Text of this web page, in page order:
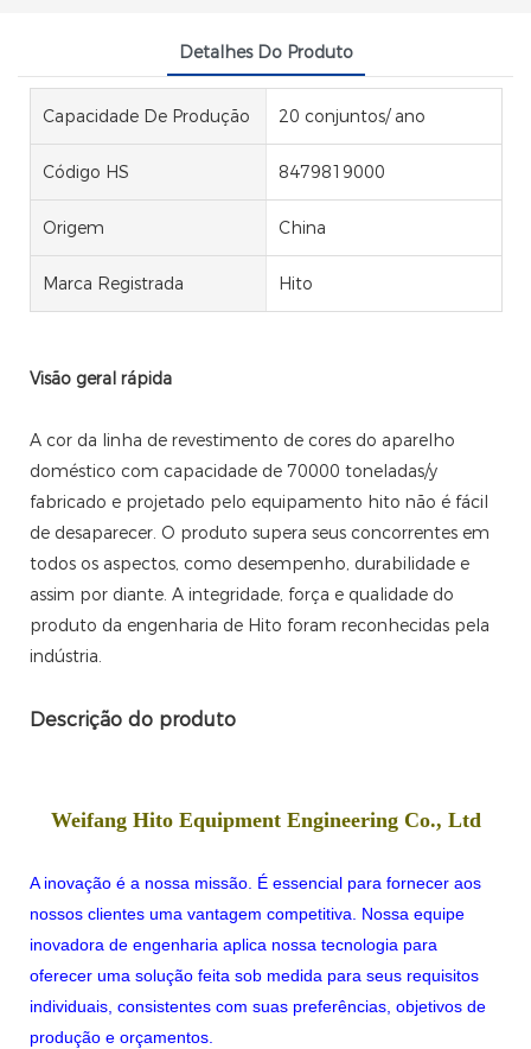
Detalhes Do Produto
Capacidade De Produção 20 conjuntos/ ano
Código HS 8479819000
Origem China
Marca Registrada Hito
Visão geral rápida
A cor da linha de revestimento de cores do aparelho
doméstico com capacidade de 70000 toneladas/y
fabricado e projetado pelo equipamento hito não é fácil
de desaparecer. O produto supera seus concorrentes em
todos os aspectos, como desempenho, durabilidade e
assim por diante. A integridade, força e qualidade do
produto da engenharia de Hito foram reconhecidas pela
indústria.
Descrição do produto
Weifang Hito Equipment Engineering Co., Ltd
A inovação é a nossa missão. É essencial para fornecer aos
nossos clientes uma vantagem competitiva. Nossa equipe
inovadora de engenharia aplica nossa tecnologia para
oferecer uma solução feita sob medida para seus requisitos
individuais, consistentes com suas preferências, objetivos de
produção e orçamentos.